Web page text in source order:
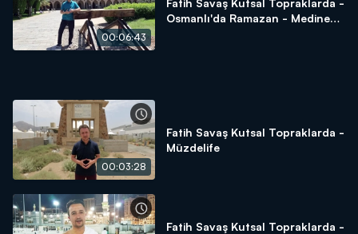
00:06:43
Fatih Savaş Kutsal Topraklarda -
Osmanlı'da Ramazan - Medine
00:03:28
Fatih Savaş Kutsal Topraklarda -
Müzdelife
Fatih Savaş Kutsal Topraklarda -